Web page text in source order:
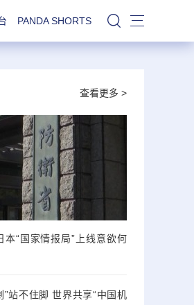
PANDA SHORTS 站内搜索
查看更多 >
本“国家情报局”上线意欲何
”站不住脚 世界共享“中国机